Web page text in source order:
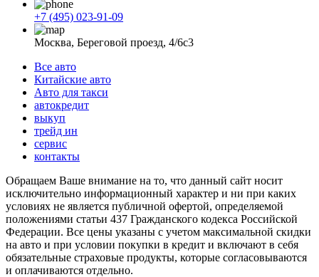
+7 (495) 023-91-09
Москва, Береговой проезд, 4/6с3
Все авто
Китайские авто
Авто для такси
автокредит
выкуп
трейд ин
сервис
контакты
Обращаем Ваше внимание на то, что данный сайт носит
исключительно информационный характер и ни при каких
условиях не является публичной офертой, определяемой
положениями статьи 437 Гражданского кодекса Российской
Федерации. Все цены указаны с учетом максимальной скидки
на авто и при условии покупки в кредит и включают в себя
обязательные страховые продукты, которые согласовываются
и оплачиваются отдельно.